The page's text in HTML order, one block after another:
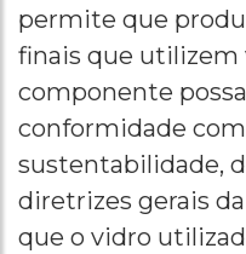
permite que
finais que utilizem
componente
conformidade
sustentabilidade,
diretrizes gerais
que o vidro